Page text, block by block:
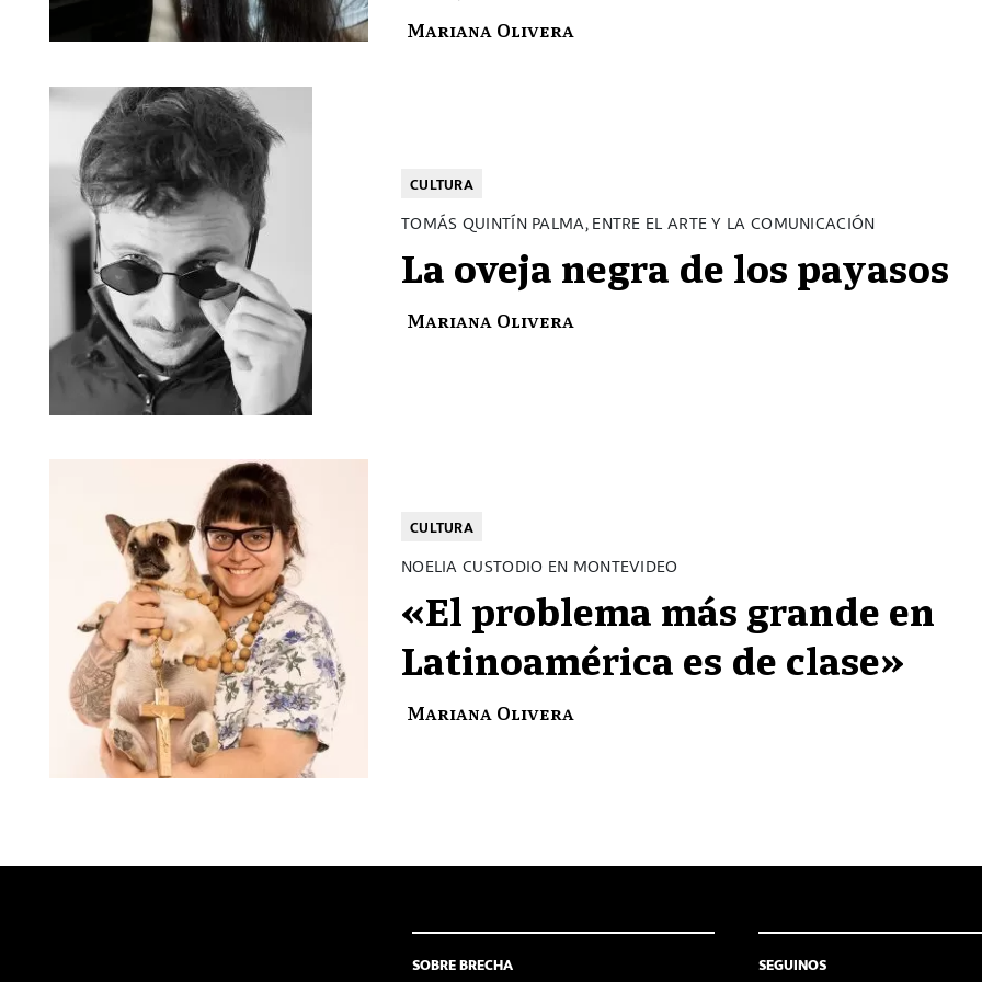
Mariana Olivera
CULTURA
TOMÁS QUINTÍN PALMA, ENTRE EL ARTE Y LA COMUNICACIÓN
La oveja negra de los payasos
Mariana Olivera
CULTURA
NOELIA CUSTODIO EN MONTEVIDEO
«El problema más grande en
Latinoamérica es de clase»
Mariana Olivera
SOBRE BRECHA SEGUINOS